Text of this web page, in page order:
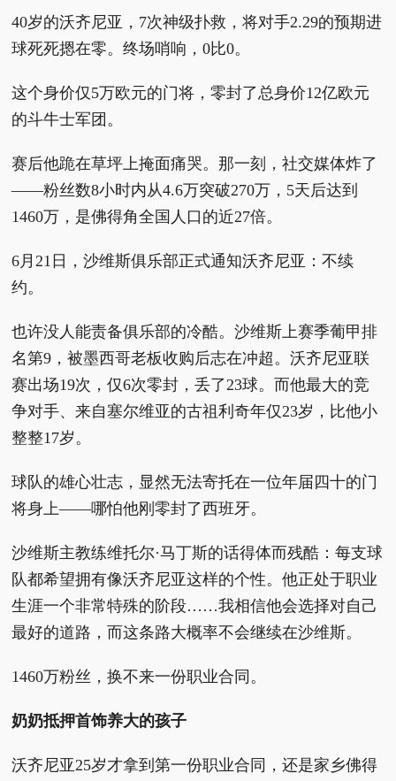
40岁的沃齐尼亚，7次神级扑救，将对手2.29的预期进
球死死摁在零。终场哨响，0比0。
这个身价仅5万欧元的门将，零封了总身价12亿欧元
的斗牛士军团。
赛后他跪在草坪上掩面痛哭。那一刻，社交媒体炸了
——粉丝数8小时内从4.6万突破270万，5天后达到
1460万，是佛得角全国人口的近27倍。
6月21日，沙维斯俱乐部正式通知沃齐尼亚：不续
约。
也许没人能责备俱乐部的冷酷。沙维斯上赛季葡甲排
名第9，被墨西哥老板收购后志在冲超。沃齐尼亚联
赛出场19次，仅6次零封，丢了23球。而他最大的竞
争对手、来自塞尔维亚的古祖利奇年仅23岁，比他小
整整17岁。
球队的雄心壮志，显然无法寄托在一位年届四十的门
将身上——哪怕他刚零封了西班牙。
沙维斯主教练维托尔·马丁斯的话得体而残酷：每支球
队都希望拥有像沃齐尼亚这样的个性。他正处于职业
生涯一个非常特殊的阶段……我相信他会选择对自己
最好的道路，而这条路大概率不会继续在沙维斯。
1460万粉丝，换不来一份职业合同。
奶奶抵押首饰养大的孩子
沃齐尼亚25岁才拿到第一份职业合同，还是家乡佛得